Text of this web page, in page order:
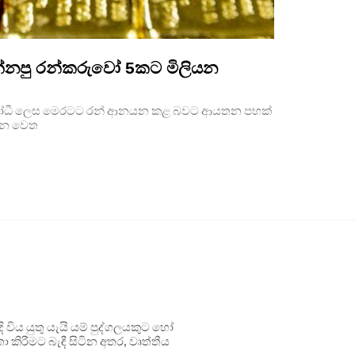
රන්කරුවෝ 5කට මිලියන
ලෙස මෙරටට රන් ආනයන කළ බවට ආයතන පහක්
වෙත
යුතු යැයි යම් පුද්ගලයකුට හෝ
කිරීමට බැඳී සිටින අතර, වෘත්තීය